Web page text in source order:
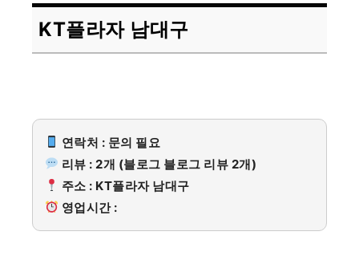
KT플라자 남대구
연락처 : 문의 필요
리뷰 : 2개 (블로그 블로그 리뷰 2개)
주소 : KT플라자 남대구
영업시간 :